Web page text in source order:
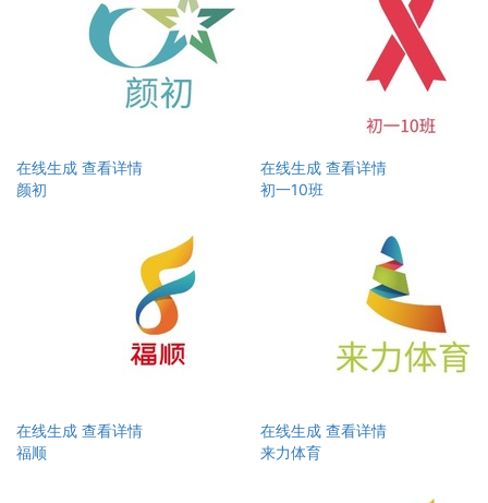
在线生成 查看详情
颜初
在线生成 查看详情
初一10班
在线生成 查看详情
福顺
在线生成 查看详情
来力体育